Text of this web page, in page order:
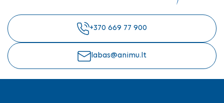
+370 669 77 900
labas@animu.lt